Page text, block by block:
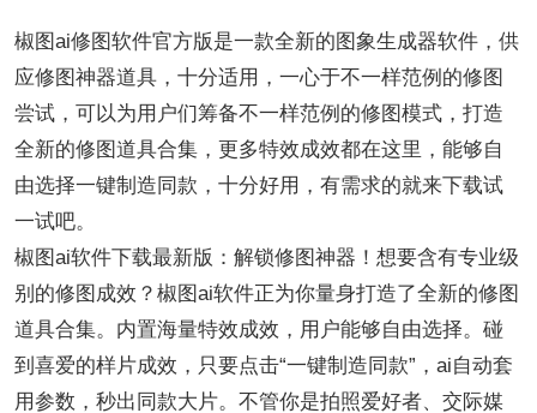
椒图ai修图软件官方版是一款全新的图象生成器软件，供
应修图神器道具，十分适用，一心于不一样范例的修图
尝试，可以为用户们筹备不一样范例的修图模式，打造
全新的修图道具合集，更多特效成效都在这里，能够自
由选择一键制造同款，十分好用，有需求的就来下载试
一试吧。
椒图ai软件下载最新版：解锁修图神器！想要含有专业级
别的修图成效？椒图ai软件正为你量身打造了全新的修图
道具合集。内置海量特效成效，用户能够自由选择。碰
到喜爱的样片成效，只要点击“一键制造同款”，ai自动套
用参数，秒出同款大片。不管你是拍照爱好者、交际媒